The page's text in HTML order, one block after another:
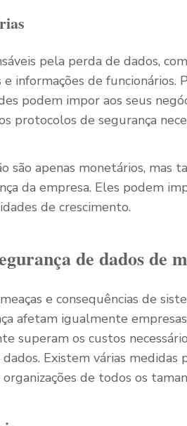
​​pela perda de dados,
informações de funcionários.
podem impor aos seus
protocolos de segurança
são apenas monetários, mas
da empresa. Eles podem
de crescimento.
de dados de
e consequências de
afetam igualmente
superam os custos
Existem várias medidas
de todos os